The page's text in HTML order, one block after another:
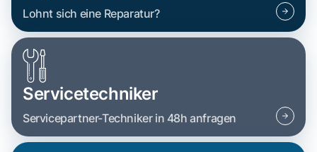
Lohnt sich eine Reparatur?
Servicetechniker
Servicepartner-Techniker in 48h anfragen